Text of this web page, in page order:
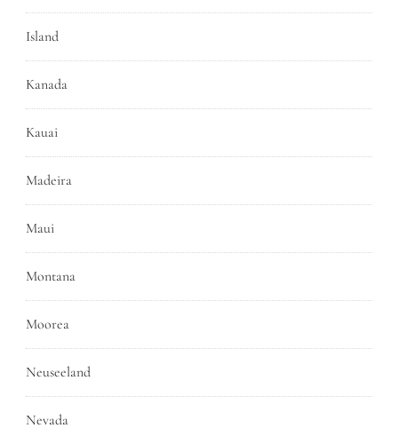
Island
Kanada
Kauai
Madeira
Maui
Montana
Moorea
Neuseeland
Nevada